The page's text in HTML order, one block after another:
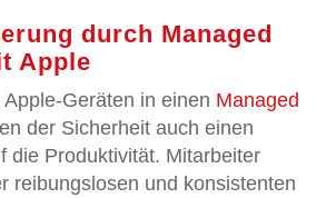
durch Managed
Apple
Geräten in einen Managed
der Sicherheit auch einen
die Produktivität. Mitarbeiter
reibungslosen und konsistenten